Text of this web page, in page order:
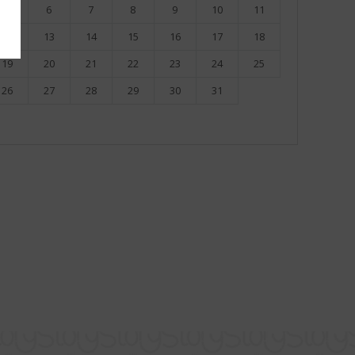
6 7 8 9 10
11
13 14 15 16 17
18
19
20 21 22 23 24
25
26
27 28 29 30 31